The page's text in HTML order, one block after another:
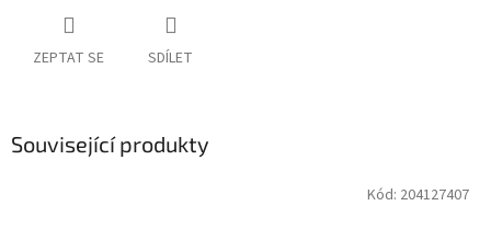
ZEPTAT SE SDÍLET
Související produkty
Kód: 204127407